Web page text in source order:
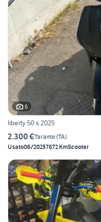
6
liberty 50 s 2025
2.300 €Taranto(TA)
Usato06/20257672 KmScooter